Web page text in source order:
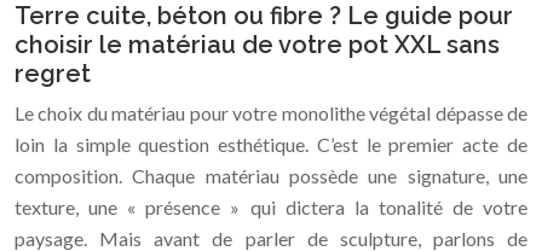
Terre cuite, béton ou fibre ? Le guide pour
choisir le matériau de votre pot XXL sans
regret
Le choix du matériau pour votre monolithe végétal dépasse de
loin la simple question esthétique. C’est le premier acte de
composition. Chaque matériau possède une signature, une
texture, une « présence » qui dictera la tonalité de votre
paysage. Mais avant de parler de sculpture, parlons de